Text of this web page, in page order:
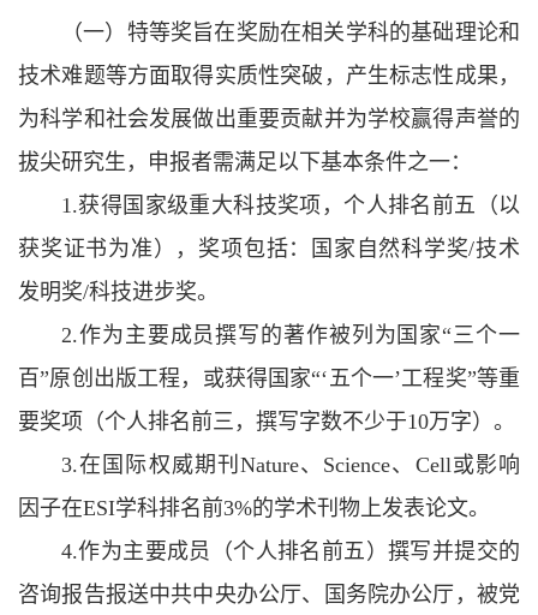
（一）特等奖旨在奖励在相关学科的基础理论和
技术难题等方面取得实质性突破，产生标志性成果，
为科学和社会发展做出重要贡献并为学校赢得声誉的
拔尖研究生，申报者需满足以下基本条件之一：
1.获得国家级重大科技奖项，个人排名前五（以
获奖证书为准），奖项包括：国家自然科学奖/技术
发明奖/科技进步奖。
2.作为主要成员撰写的著作被列为国家“三个一
百”原创出版工程，或获得国家“‘五个一’工程奖”等重
要奖项（个人排名前三，撰写字数不少于10万字）。
3.在国际权威期刊Nature、Science、Cell或影响
因子在ESI学科排名前3%的学术刊物上发表论文。
4.作为主要成员（个人排名前五）撰写并提交的
咨询报告报送中共中央办公厅、国务院办公厅，被党